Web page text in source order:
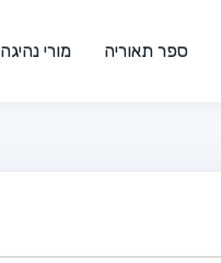
ספר תאוריה מורי נהיגה